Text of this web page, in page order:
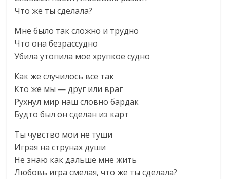
Что же ты сделала?
Мне было так сложно и трудно
Что она безрассудно
Убила утопила мое хрупкое судно
Как же случилось все так
Кто же мы — друг или враг
Рухнул мир наш словно бардак
Будто был он сделан из карт
Ты чувство мои не туши
Играя на струнах души
Не знаю как дальше мне жить
Любовь игра смелая, что же ты сделала?